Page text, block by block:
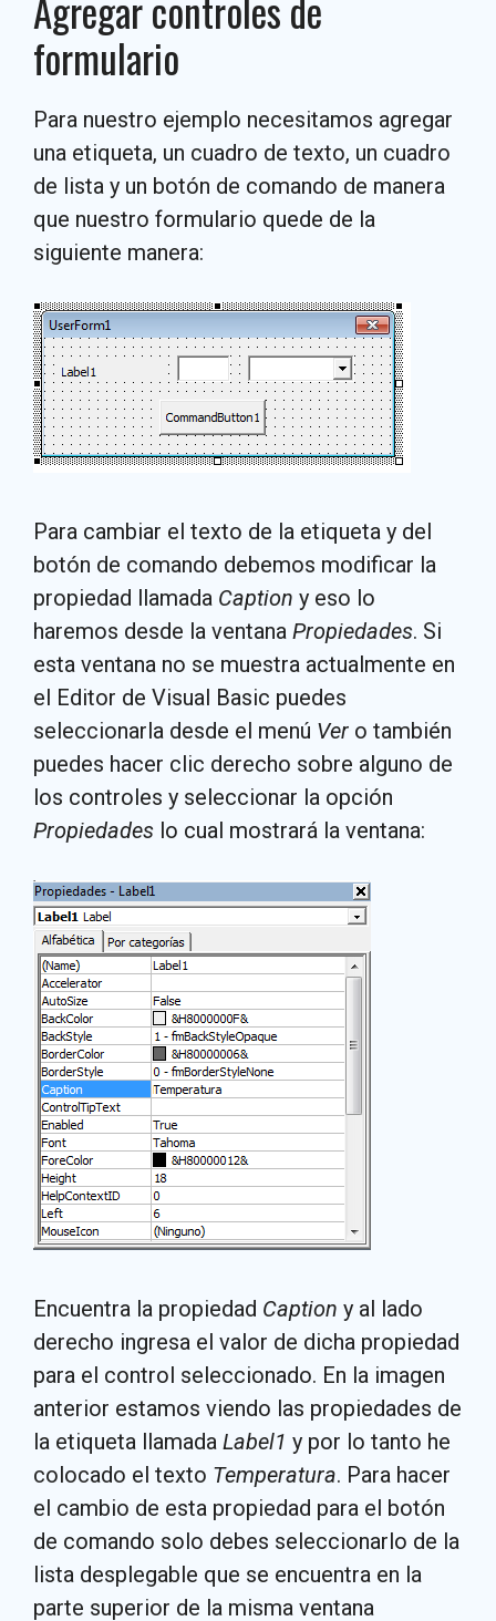
formulario
Para nuestro ejemplo necesitamos agregar
una etiqueta, un cuadro de texto, un cuadro
de lista y un botón de comando de manera
que nuestro formulario quede de la
siguiente manera:
Para cambiar el texto de la etiqueta y del
botón de comando debemos modificar la
propiedad llamada Caption y eso lo
haremos desde la ventana Propiedades. Si
esta ventana no se muestra actualmente en
el Editor de Visual Basic puedes
seleccionarla desde el menú Ver o también
puedes hacer clic derecho sobre alguno de
los controles y seleccionar la opción
Propiedades lo cual mostrará la ventana:
Encuentra la propiedad Caption y al lado
derecho ingresa el valor de dicha propiedad
para el control seleccionado. En la imagen
anterior estamos viendo las propiedades de
la etiqueta llamada Label1 y por lo tanto he
colocado el texto Temperatura. Para hacer
el cambio de esta propiedad para el botón
de comando solo debes seleccionarlo de la
lista desplegable que se encuentra en la
parte superior de la misma ventana